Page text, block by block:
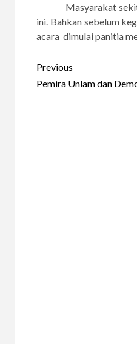
Masyarakat
ini. Bahkan sebelum
acara dimulai panitia
Continue
Reading
Previous
Pemira Unlam dan